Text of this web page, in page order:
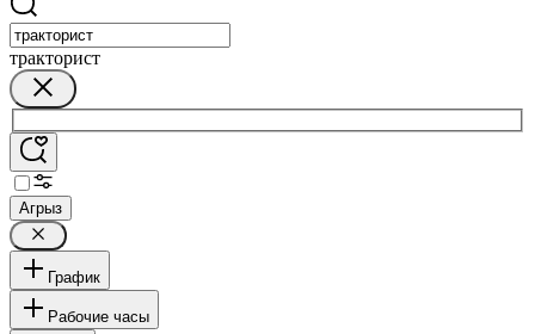
тракторист
Агрыз
График
Рабочие часы